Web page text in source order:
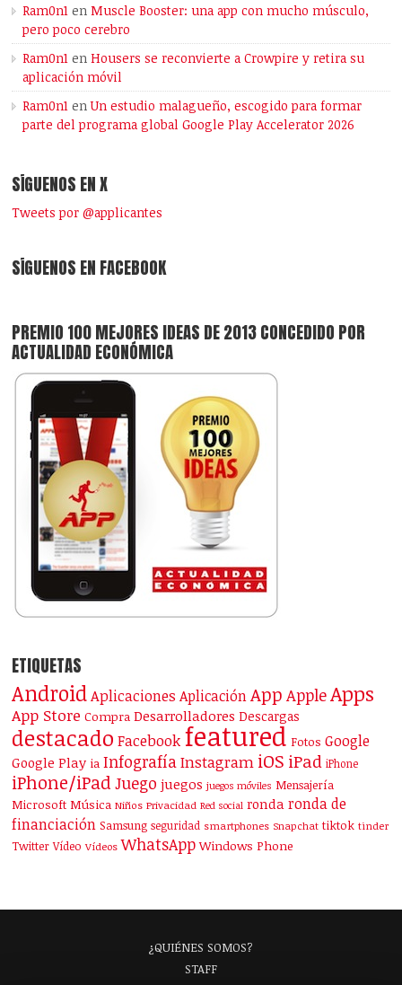
Ram0n1 enMuscle Booster: una app con mucho músculo,
pero poco cerebro
Ram0n1 enHousers se reconvierte a Crowpire y retira su
aplicación móvil
Ram0n1 enUn estudio malagueño, escogido para formar
parte del programa global Google Play Accelerator 2026
SÍGUENOS EN X
Tweets por @applicantes
SÍGUENOS EN FACEBOOK
PREMIO 100 MEJORES IDEAS DE 2013 CONCEDIDO POR
ACTUALIDAD ECONÓMICA
ETIQUETAS
Android Aplicaciones Aplicación App AppleApps
App Store Compra Desarrolladores Descargas
destacado Facebook featured Fotos Google
Google Play ia InfografíaInstagram iOS iPad iPhone
iPhone/iPad Juego juegos juegos móviles Mensajería
Microsoft Música Niños Privacidad Red social ronda ronda de
financiación Samsung seguridad smartphones Snapchat tiktok tinder
Twitter Vídeo Vídeos WhatsApp Windows Phone
¿QUIÉNES SOMOS?
STAFF